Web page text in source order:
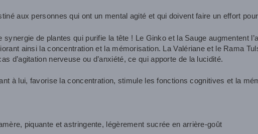
aux personnes qui ont un mental agité et qui doivent faire un effort
synergie de plantes qui purifie la tête ! Le Ginko et la Sauge augmentent
ainsi la concentration et la mémorisation. La Valériane et le Rama
d’agitation nerveuse ou d’anxiété, ce qui apporte de la lucidité.
à lui, favorise la concentration, stimule les fonctions cognitives et la
piquante et astringente, légèrement sucrée en arrière-goût